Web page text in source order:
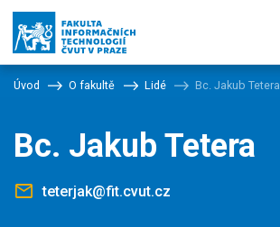
Úvod O fakultě Lidé Bc. Jakub Tetera
Bc. Jakub Tetera
teterjak@fit.cvut.cz